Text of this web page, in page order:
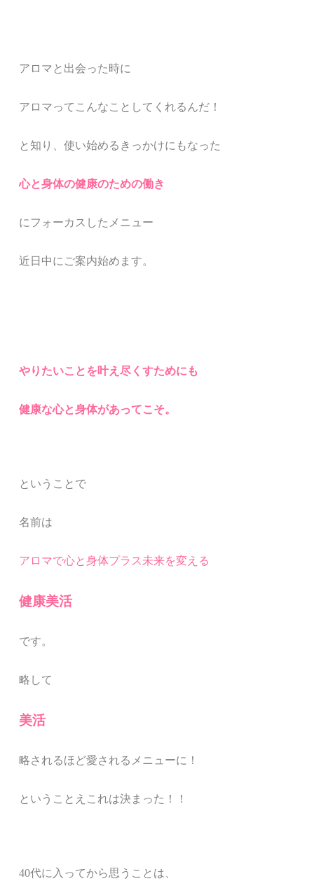
アロマと出会った時に
アロマってこんなことしてくれるんだ！
と知り、使い始めるきっかけにもなった
心と身体の健康のための働き
にフォーカスしたメニュー
近日中にご案内始めます。
やりたいことを叶え尽くすためにも
健康な心と身体があってこそ。
ということで
名前は
アロマで心と身体プラス未来を変える
健康美活
です。
略して
美活
略されるほど愛されるメニューに！
ということえこれは決まった！！
40代に入ってから思うことは、